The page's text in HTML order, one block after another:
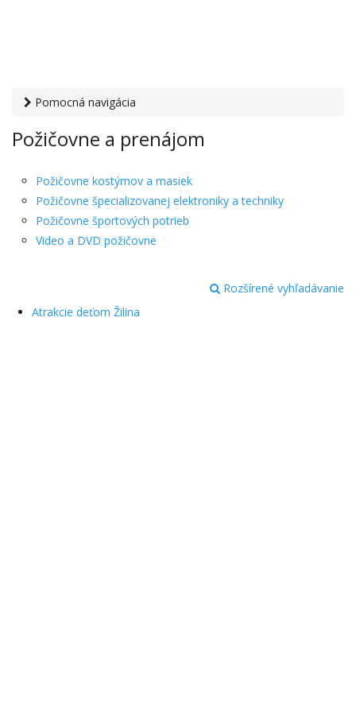
Pomocná navigácia
Požičovne a prenájom
Požičovne kostýmov a masiek
Požičovne špecializovanej elektroniky a techniky
Požičovne športových potrieb
Video a DVD požičovne
Rozšírené vyhľadávanie
Atrakcie deťom Žilina